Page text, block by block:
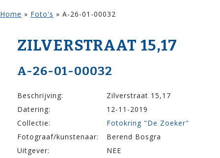
Home » Foto's » A-26-01-00032
ZILVER­STRAAT 15,17
A-26-01-00032
Beschrijving:
Zilverstraat 15,17
Datering:
12-11-2019
Collectie:
Fotokring "De Zoeker"
Fotograaf/kunstenaar:
Berend Bosgra
Uitgever:
NEE